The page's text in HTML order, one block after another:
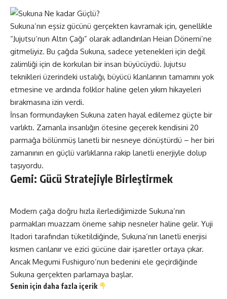
Sukuna’nın eşsiz gücünü gerçekten kavramak için, genellikle
“Jujutsu’nun Altın Çağı” olarak adlandırılan Heian Dönemi’ne
gitmeliyiz. Bu çağda Sukuna, sadece yetenekleri için değil
zalimliği için de korkulan bir insan büyücüydü. Jujutsu
teknikleri üzerindeki ustalığı, büyücü klanlarının tamamını yok
etmesine ve ardında folklor haline gelen yıkım hikayeleri
bırakmasına izin verdi.
İnsan formundayken Sukuna zaten hayal edilemez güçte bir
varlıktı. Zamanla insanlığın ötesine geçerek kendisini 20
parmağa bölünmüş lanetli bir nesneye dönüştürdü – her biri
zamanının en güçlü varlıklarına rakip lanetli enerjiyle dolup
taşıyordu.
Gemi: Gücü Stratejiyle Birleştirmek
Modern çağa doğru hızla ilerlediğimizde Sukuna’nın
parmakları muazzam öneme sahip nesneler haline gelir. Yuji
Itadori tarafından tüketildiğinde, Sukuna’nın lanetli enerjisi
kısmen canlanır ve ezici gücüne dair işaretler ortaya çıkar.
Ancak Megumi Fushiguro’nun bedenini ele geçirdiğinde
Sukuna gerçekten parlamaya başlar.
Senin için daha fazla içerik